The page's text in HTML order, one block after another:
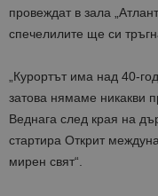
провеждат в зала
спечелилите ще си
„Курортът има над 40-
затова нямаме никакви
Веднага след края на
стартира Открит
мирен свят“.